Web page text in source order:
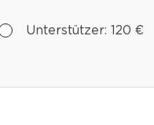
Unterstützer: 120 €